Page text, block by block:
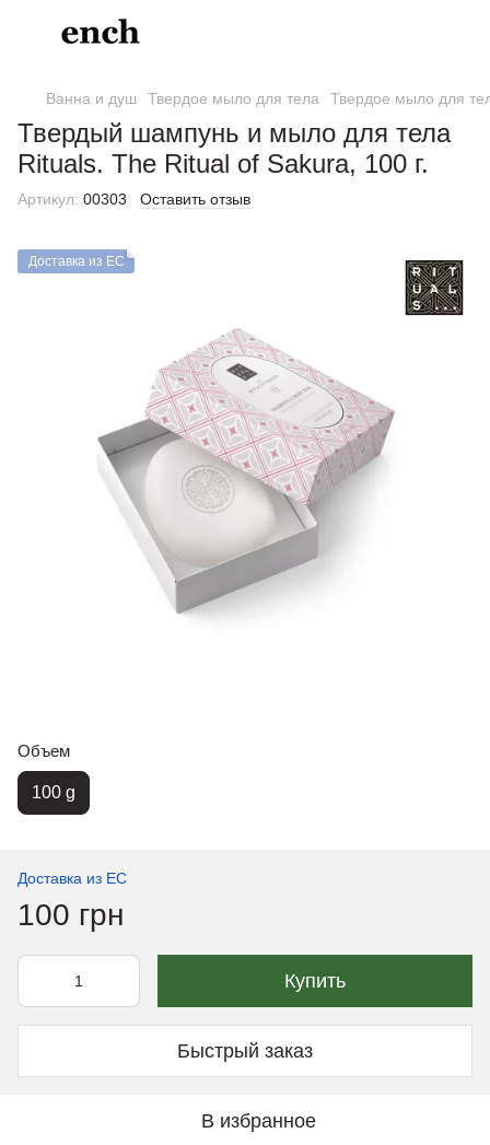
Ванна и душ Твердое мыло для тела Твердое мыло для
Твердый шампунь и мыло для тела
Rituals. The Ritual of Sakura, 100 г.
Артикул: 00303 Оставить отзыв
Доставка из ЕС
Объем
100 g
Доставка из ЕС
100 грн
Купить
Быстрый заказ
В избранное